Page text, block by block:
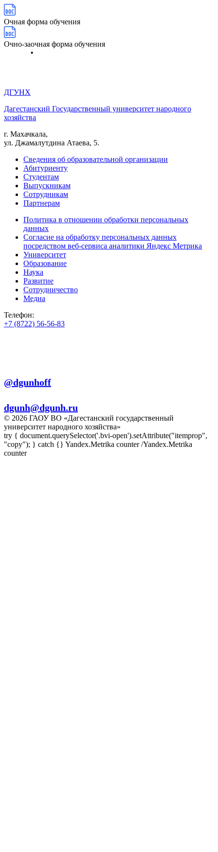
Очная форма обучения
Очно-заочная форма обучения
ДГУНХ
Дагестанский Государственный университет народного
хозяйства
г. Махачкала,
ул. Джамалутдина Атаева, 5.
Сведения об образовательной организации
Абитуриенту
Студентам
Выпускникам
Сотрудникам
Партнерам
Политика в отношении обработки персональных
данных
Согласие на обработку персональных данных
посредством веб-сервиса аналитики Яндекс Метрика
Университет
Образование
Наука
Развитие
Сотрудничество
Медиа
Телефон:
+7 (8722) 56-56-83
@dgunhoff
dgunh@dgunh.ru
© 2026 ГАОУ ВО «Дагестанский государственный
университет народного хозяйства»
try { document.querySelector('.bvi-open').setAttribute("itemprop",
"copy"); } catch {} Yandex.Metrika counter/Yandex.Metrika
counter